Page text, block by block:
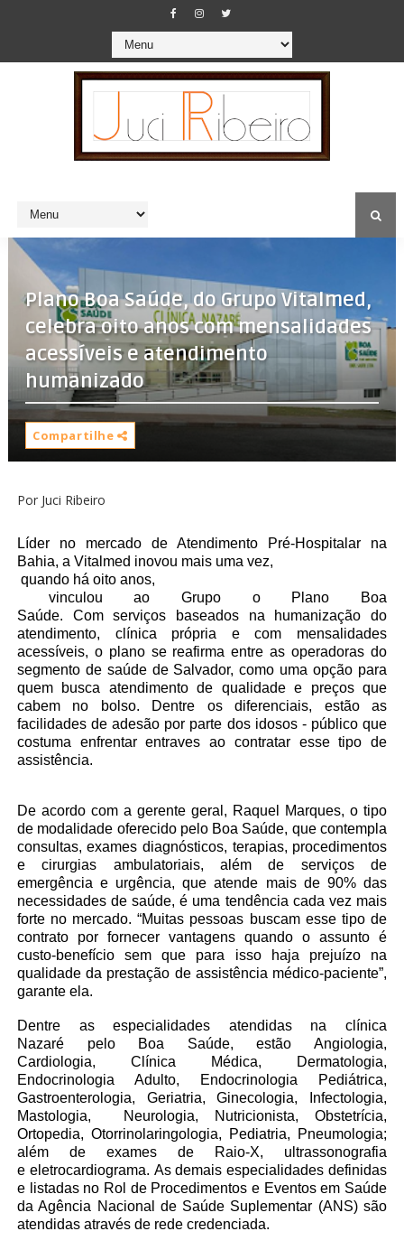
Plano Boa Saúde, do Grupo Vitalmed,
celebra oito anos com mensalidades
acessíveis e atendimento
humanizado
Compartilhe
Por Juci Ribeiro
Líder no mercado de Atendimento Pré-Hospitalar na
Bahia, a Vitalmed inovou mais uma vez,
quando há oito anos,
vinculou ao Grupo o Plano Boa
Saúde. Com serviços baseados na humanização do
atendimento, clínica própria e com mensalidades
acessíveis, o plano se reafirma entre as operadoras do
segmento de saúde de Salvador, como uma opção para
quem busca atendimento de qualidade e preços que
cabem no bolso. Dentre os diferenciais, estão as
facilidades de adesão por parte dos idosos - público que
costuma enfrentar entraves ao contratar esse tipo de
assistência.
De acordo com a gerente geral, Raquel Marques, o tipo
de modalidade oferecido pelo Boa Saúde, que contempla
consultas, exames diagnósticos, terapias, procedimentos
e cirurgias ambulatoriais, além de serviços de
emergência e urgência, que atende mais de 90% das
necessidades de saúde, é uma tendência cada vez mais
forte no mercado. “Muitas pessoas buscam esse tipo de
contrato por fornecer vantagens quando o assunto é
custo-benefício sem que para isso haja prejuízo na
qualidade da prestação de assistência médico-paciente”,
garante ela.
Dentre as especialidades atendidas na clínica
Nazaré pelo Boa Saúde, estão Angiologia,
Cardiologia, Clínica Médica, Dermatologia,
Endocrinologia Adulto, Endocrinologia Pediátrica,
Gastroenterologia, Geriatria, Ginecologia, Infectologia,
Mastologia, Neurologia, Nutricionista, Obstetrícia,
Ortopedia, Otorrinolaringologia, Pediatria, Pneumologia;
além de exames de Raio-X, ultrassonografia
e eletrocardiograma. As demais especialidades definidas
e listadas no Rol de Procedimentos e Eventos em Saúde
da Agência Nacional de Saúde Suplementar (ANS) são
atendidas através de rede credenciada.